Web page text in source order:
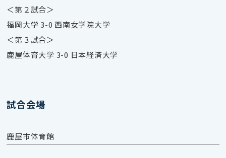
＜第２試合＞
福岡大学 3-0 西南女学院大学
＜第３試合＞
鹿屋体育大学 3-0 日本経済大学
試合会場
鹿屋市体育館